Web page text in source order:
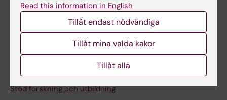
Medarbetare
Medarbetarportalen
Kontakta och besök KI
Universitetsbiblioteket
Stöd forskning och utbildning
Read this information in English
Tillåt endast nödvändiga
Tillåt mina valda kakor
Tillåt alla